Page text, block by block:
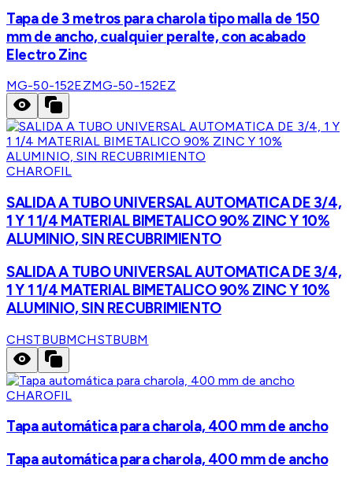
Tapa de 3 metros para charola tipo malla de 150
mm de ancho, cualquier peralte, con acabado
Electro Zinc
MG-50-152EZMG-50-152EZ
CHAROFIL
SALIDA A TUBO UNIVERSAL AUTOMATICA DE 3/4,
1 Y 1 1/4 MATERIAL BIMETALICO 90% ZINC Y 10%
ALUMINIO, SIN RECUBRIMIENTO
SALIDA A TUBO UNIVERSAL AUTOMATICA DE 3/4,
1 Y 1 1/4 MATERIAL BIMETALICO 90% ZINC Y 10%
ALUMINIO, SIN RECUBRIMIENTO
CHSTBUBMCHSTBUBM
CHAROFIL
Tapa automática para charola, 400 mm de ancho
Tapa automática para charola, 400 mm de ancho